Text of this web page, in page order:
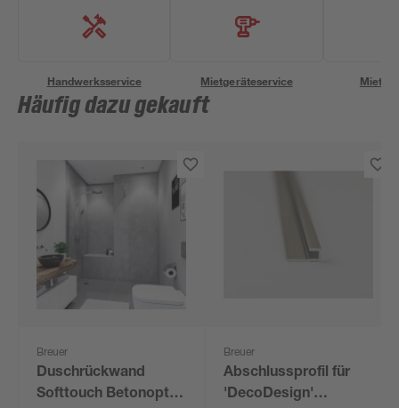
Handwerksservice Mietgeräteservice
Häufig dazu gekauft
Breuer
Duschrückwand
Softtouch Betonoptik
Breuer
Abschlussprofil für
'DecoDesign'